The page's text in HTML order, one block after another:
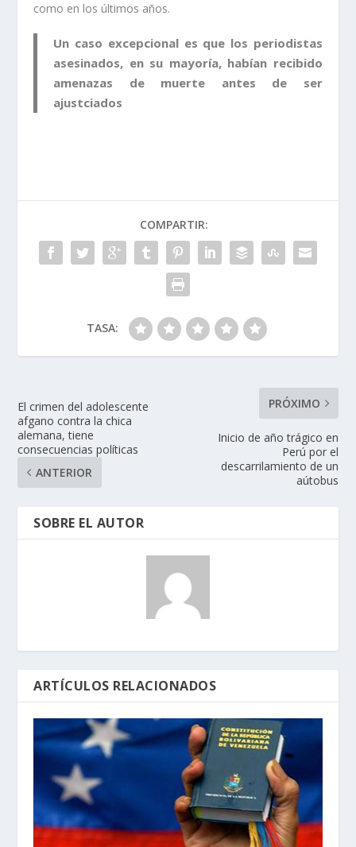
como en los últimos años.
Un caso excepcional es que los periodistas
asesinados, en su mayoría, habían recibido
amenazas de muerte antes de ser
ajustciados
COMPARTIR:
TASA:
El crimen del adolescente
afgano contra la chica
alemana, tiene
consecuencias políticas
ANTERIOR
PRÓXIMO
Inicio de año trágico en
Perú por el
descarrilamiento de un
aútobus
SOBRE EL AUTOR
ARTÍCULOS RELACIONADOS